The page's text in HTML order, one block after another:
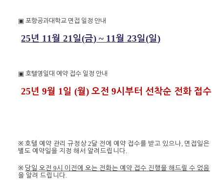
▣ 포항공과대학교 면접 일정 안내
25년 11월 21 일(금) ~ 11월 23일(일)
▣ 호텔영일대 예약 접수 일정 안내
25년 9월 1 일 (월)오전 9시부터 선착순 전화 접수
※호텔 예약 관리 규정상 2달 전에 예약 접수를 받고 있으나, 면접일은
별도 예약일을 지정 해서 알려드립니다.
※ 당일 오전 9시 이전에 오는 전화는 예약 접수 진행을 해드릴 수 없음
을 알려 드립니다.